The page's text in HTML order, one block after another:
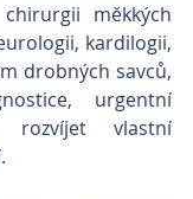
měkkých
kardilogii,
drobných savců,
urgentní
rozvíjet vlastní